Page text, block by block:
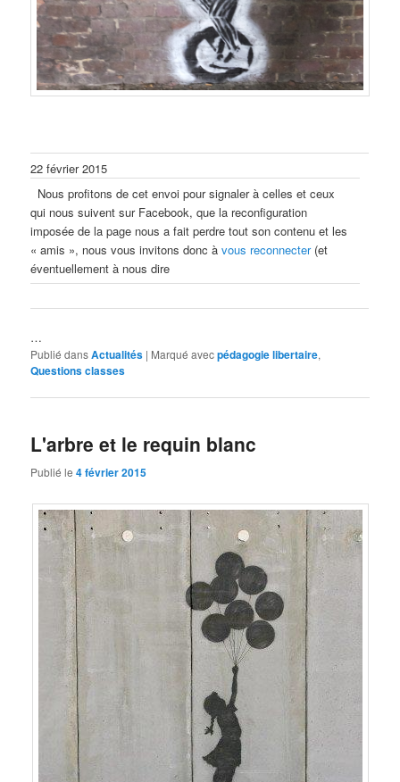
22 février 2015
Nous profitons de cet envoi pour signaler à celles et ceux
qui nous suivent sur Facebook, que la reconfiguration
imposée de la page nous a fait perdre tout son contenu et les
« amis », nous vous invitons donc àvous reconnecter(et
éventuellement à nous dire
…
Publié dansActualités | Marqué avecpédagogie libertaire,
Questions classes
L'arbre et le requin blanc
Publié le4 février 2015